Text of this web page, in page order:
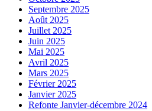
Septembre 2025
Août 2025
Juillet 2025
Juin 2025
Mai 2025
Avril 2025
Mars 2025
Février 2025
Janvier 2025
Refonte Janvier-décembre 2024